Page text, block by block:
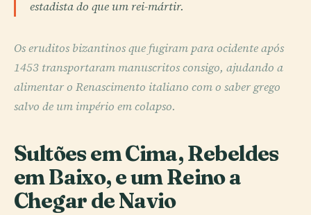
estadista do que um rei-mártir.
Os eruditos bizantinos que fugiram para ocidente após
1453 transportaram manuscritos consigo, ajudando a
alimentar o Renascimento italiano com o saber grego
salvo de um império em colapso.
Sultões em Cima, Rebeldes
em Baixo, e um Reino a
Chegar de Navio